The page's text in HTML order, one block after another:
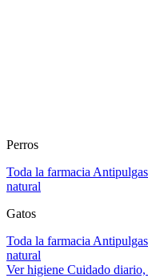
Perros
Toda la farmacia
natural
Gatos
Toda la farmacia
natural
Ver higiene Cuidado